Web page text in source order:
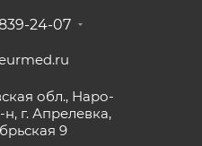
24-07
обл., Наро-
г. Апрелевка,
9